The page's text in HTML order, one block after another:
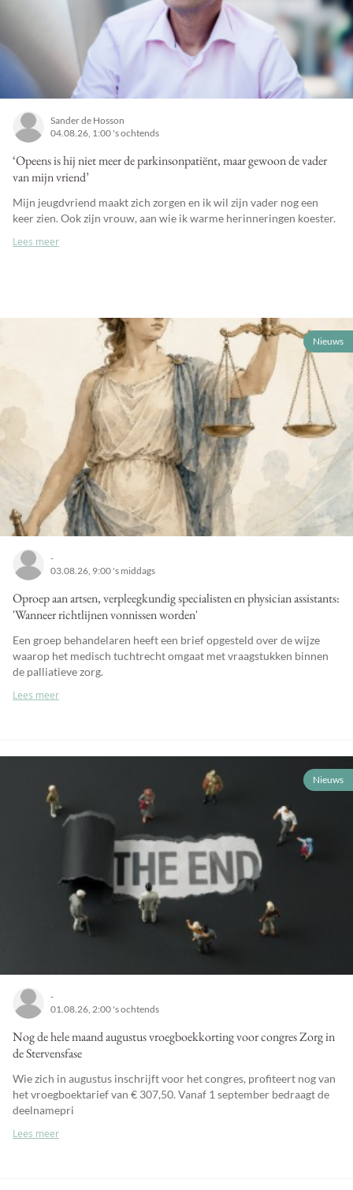
Sander de Hosson
04.08.26, 1:00 's ochtends
‘Opeens is hij niet meer de parkinsonpatiënt, maar gewoon de vader
van mijn vriend’
Mijn jeugdvriend maakt zich zorgen en ik wil zijn vader nog een
keer zien. Ook zijn vrouw, aan wie ik warme herinneringen koester.
Lees meer
Nieuws
-
03.08.26, 9:00 's middags
Oproep aan artsen, verpleegkundig specialisten en physician assistants:
'Wanneer richtlijnen vonnissen worden'
Een groep behandelaren heeft een brief opgesteld over de wijze
waarop het medisch tuchtrecht omgaat met vraagstukken binnen
de palliatieve zorg.
Lees meer
Nieuws
-
01.08.26, 2:00 's ochtends
Nog de hele maand augustus vroegboekkorting voor congres Zorg in
de Stervensfase
Wie zich in augustus inschrijft voor het congres, profiteert nog van
het vroegboektarief van € 307,50. Vanaf 1 september bedraagt de
deelnamepri
Lees meer